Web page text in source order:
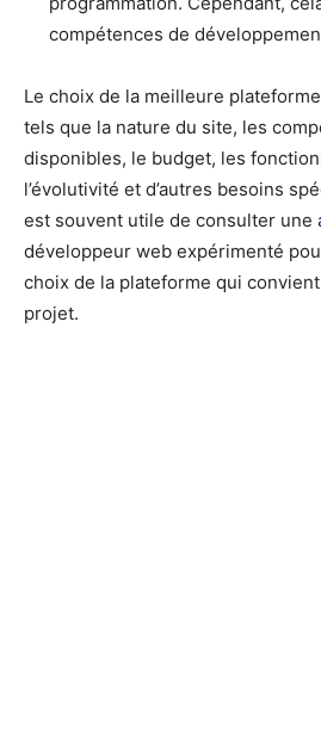
compétences de
Le choix de la meilleure
tels que la nature du site, les
disponibles, le budget, les
l’évolutivité et d’autres besoins
est souvent utile de consulter une
développeur web expérimenté
choix de la plateforme qui
projet.